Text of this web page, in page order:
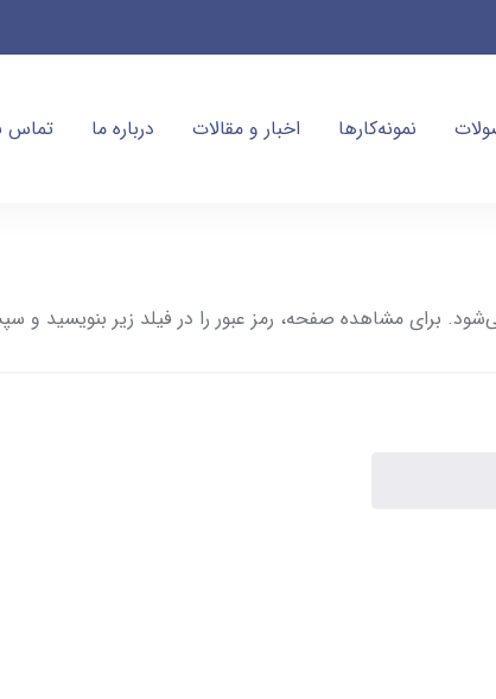
نمونه‌کارها اخبار و مقالات درباره ما تماس
برای مشاهده صفحه، رمز عبور را در فیلد زیر بنویسید و